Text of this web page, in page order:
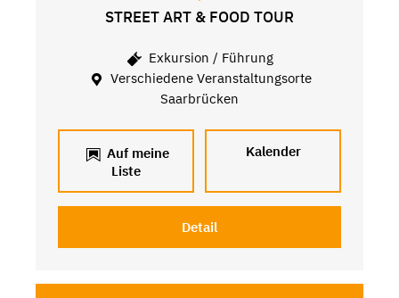
STREET ART & FOOD TOUR
Exkursion / Führung
Verschiedene Veranstaltungsorte
Saarbrücken
Auf meine
Liste
Kalender
Detail